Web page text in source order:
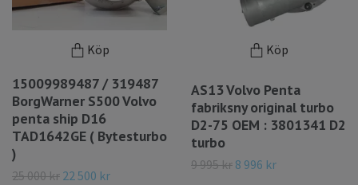
Köp
15009989487 / 319487
BorgWarner S500 Volvo
penta ship D16
TAD1642GE ( Bytesturbo
)
25 000 kr 22 500 kr
Köp
AS13 Volvo Penta
fabriksny original turbo
D2-75 OEM : 3801341 D2
turbo
9 995 kr 8 996 kr